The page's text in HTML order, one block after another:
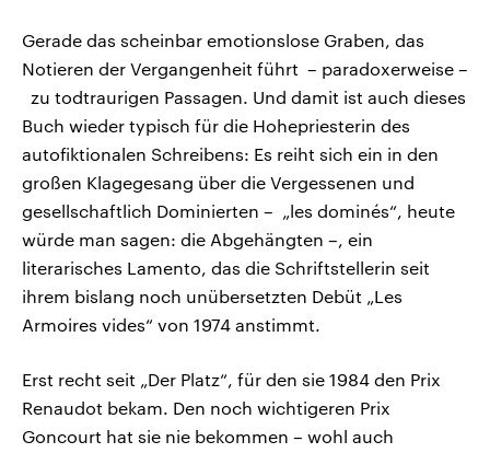
Gerade das scheinbar emotionslose Graben, das
Notieren der Vergangenheit führt – paradoxerweise –
zu todtraurigen Passagen. Und damit ist auch dieses
Buch wieder typisch für die Hohepriesterin des
autofiktionalen Schreibens: Es reiht sich ein in den
großen Klagegesang über die Vergessenen und
gesellschaftlich Dominierten – „les dominés“, heute
würde man sagen: die Abgehängten –, ein
literarisches Lamento, das die Schriftstellerin seit
ihrem bislang noch unübersetzten Debüt „Les
Armoires vides“ von 1974 anstimmt.
Erst recht seit „Der Platz“, für den sie 1984 den Prix
Renaudot bekam. Den noch wichtigeren Prix
Goncourt hat sie nie bekommen – wohl auch